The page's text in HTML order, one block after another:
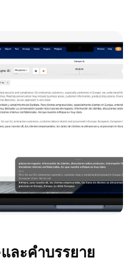
ละคำบรรยาย